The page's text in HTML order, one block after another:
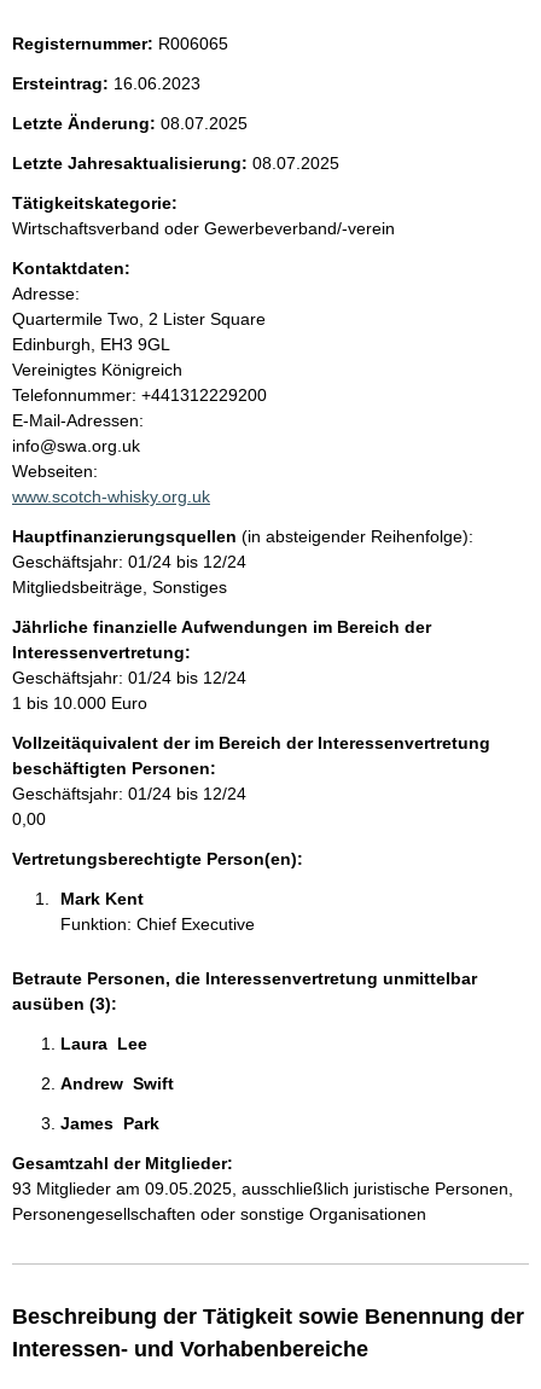
e
n
i
n
h
a
l
t
Registernummer: R006065
Ersteintrag: 16.06.2023
Letzte Änderung: 08.07.2025
Letzte Jahresaktualisierung: 08.07.2025
Tätigkeitskategorie:
Wirtschaftsverband oder Gewerbeverband/-verein
Kontaktdaten:
Adresse:
Quartermile Two, 2 Lister Square
Edinburgh, EH3 9GL
Vereinigtes Königreich
K
o
n
t
a
t
i
n
f
o
r
m
t
i
o
n
e
Telefonnummer: +441312229200
E-Mail-Adressen:
info@swa.org.uk
Webseiten:
www.scotch-whisky.org.uk
Hauptfinanzierungsquellen (in absteigender Reihenfolge):
Geschäftsjahr: 01/24 bis 12/24
Mitgliedsbeiträge, Sonstiges
Jährliche finanzielle Aufwendungen im Bereich der
Interessenvertretung:
Geschäftsjahr: 01/24 bis 12/24
1 bis 10.000 Euro
Vollzeitäquivalent der im Bereich der Interessenvertretung
beschäftigten Personen:
Geschäftsjahr: 01/24 bis 12/24
0,00
Vertretungsberechtigte Person(en):
Mark Kent
Funktion: Chief Executive
Betraute Personen, die Interessenvertretung unmittelbar
ausüben (3):
Laura  Lee
Andrew  Swift
James  Park
Gesamtzahl der Mitglieder:
93 Mitglieder am 09.05.2025, ausschließlich juristische Personen,
Personengesellschaften oder sonstige Organisationen
Beschreibung der Tätigkeit sowie Benennung der
Interessen- und Vorhabenbereiche